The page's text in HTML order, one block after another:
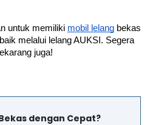
untuk memiliki mobil lelang bekas
melalui lelang AUKSI. Segera
juga!
dengan Cepat?